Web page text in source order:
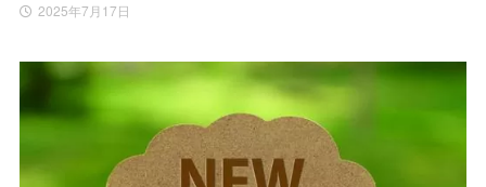
2025年7月17日